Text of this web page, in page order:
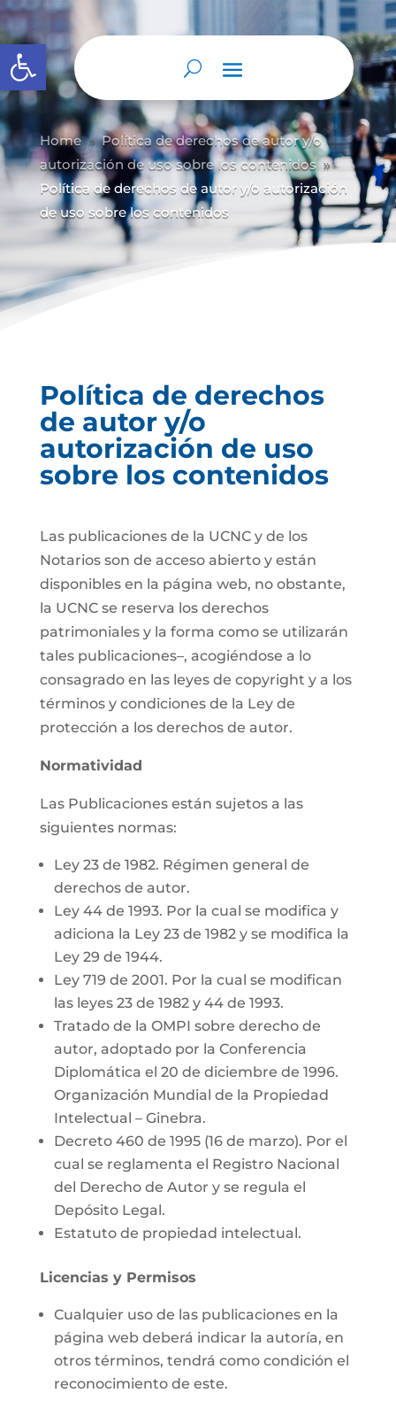
Abrir barra de herramientas
Home 9 Política de derechos de autor y/o
autorización de uso sobre los contenidos 9
Política de derechos de autor y/o autorización
de uso sobre los contenidos
Política de derechos
de autor y/o
autorización de uso
sobre los contenidos
Las publicaciones de la UCNC y de los
Notarios son de acceso abierto y están
disponibles en la página web, no obstante,
la UCNC se reserva los derechos
patrimoniales y la forma como se utilizarán
tales publicaciones–, acogiéndose a lo
consagrado en las leyes de copyright y a los
términos y condiciones de la Ley de
protección a los derechos de autor.
Normatividad
Las Publicaciones están sujetos a las
siguientes normas:
Ley 23 de 1982. Régimen general de
derechos de autor.
Ley 44 de 1993. Por la cual se modifica y
adiciona la Ley 23 de 1982 y se modifica la
Ley 29 de 1944.
Ley 719 de 2001. Por la cual se modifican
las leyes 23 de 1982 y 44 de 1993.
Tratado de la OMPI sobre derecho de
autor, adoptado por la Conferencia
Diplomática el 20 de diciembre de 1996.
Organización Mundial de la Propiedad
Intelectual – Ginebra.
Decreto 460 de 1995 (16 de marzo). Por el
cual se reglamenta el Registro Nacional
del Derecho de Autor y se regula el
Depósito Legal.
Estatuto de propiedad intelectual.
Licencias y Permisos
Cualquier uso de las publicaciones en la
página web deberá indicar la autoría, en
otros términos, tendrá como condición el
reconocimiento de este.